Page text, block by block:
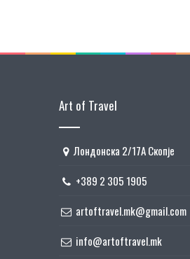
Art of Travel
Лондонска 2/17А Скопје
+389 2 305 1905
artoftravel.mk@gmail.com
info@artoftravel.mk